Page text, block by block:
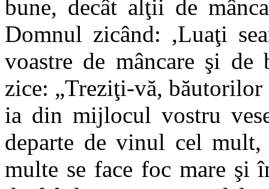
bune, decât alţii de
Domnul zicând: ,Luaţi
voastre de mâncare şi
zice: „Treziţi-vă,
ia din mijlocul vostru
departe de vinul cel mult,
multe se face foc mare şi